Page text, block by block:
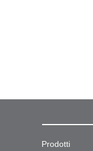
Prodotti